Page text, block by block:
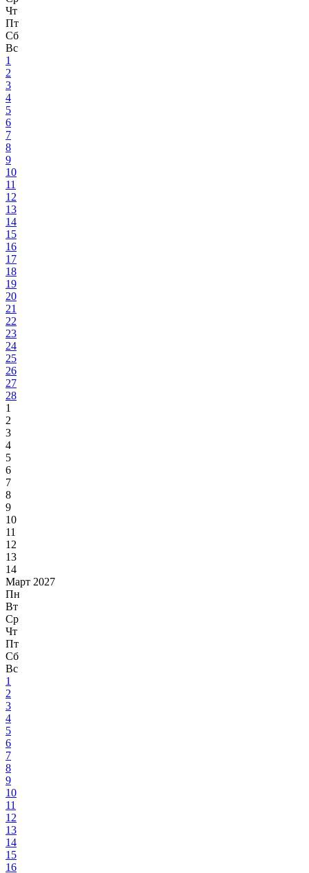
Чт
Пт
Сб
Вс
1
2
3
4
5
6
7
8
9
10
11
12
13
14
15
16
17
18
19
20
21
22
23
24
25
26
27
28
1
2
3
4
5
6
7
8
9
10
11
12
13
14
Март 2027
Пн
Вт
Ср
Чт
Пт
Сб
Вс
1
2
3
4
5
6
7
8
9
10
11
12
13
14
15
16